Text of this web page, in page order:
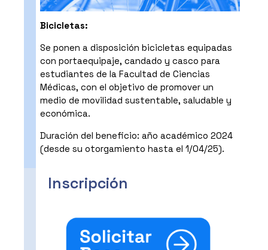
Bicicletas:
Se ponen a disposición bicicletas equipadas
con portaequipaje, candado y casco para
estudiantes de la Facultad de Ciencias
Médicas, con el objetivo de promover un
medio de movilidad sustentable, saludable y
económica.
Duración del beneficio: año académico 2024
(desde su otorgamiento hasta el 1/04/25).
Inscripción